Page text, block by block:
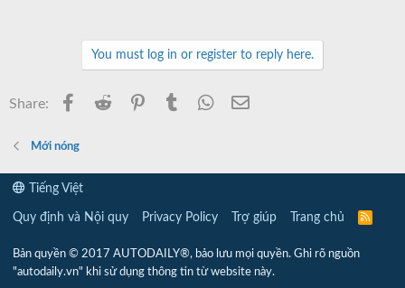
You must log in or register to reply here.
Share: Facebook
Reddit PinterestTumblr WhatsApp
Mới nóng
Tiếng Việt
Quy định và Nội quy Privacy Policy Trợ giúp Trang chủ
R
Bản quyền © 2017 AUTODAILY®, bảo lưu mọi quyền. Ghi rõ nguồn
"autodaily.vn" khi sử dụng thông tin từ website này.